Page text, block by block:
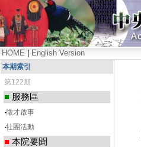
HOME English Version
本期索引
第122期
■ 服務區
‧徵才啟事
‧社團活動
■ 本院要聞